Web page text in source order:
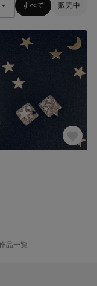
すべて 販売中
品一覧